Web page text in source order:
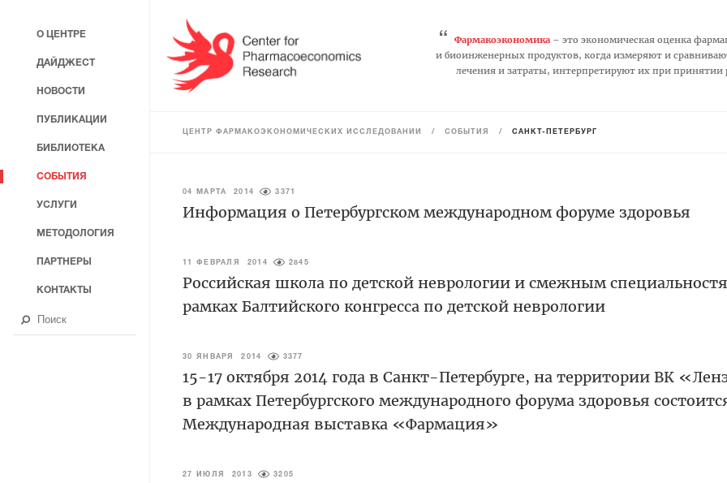
“ Фармакоэкономика– это экономическая оценка
и биоинженерных продуктов, когда измеряют и
лечения и затраты, интерпретируют их при
ЦЕНТР ФАРМАКОЭКОНОМИЧЕСКИХ ИССЛЕДОВАНИЙ / СОБЫТИЯ / САНКТ-ПЕТЕРБУРГ
04 МАРТА 2014 3371
Информация о Петербургском международном форуме здоровья
11 ФЕВРАЛЯ 2014 2845
Российская школа по детской неврологии и смежным
рамках Балтийского конгресса по детской неврологии
30 ЯНВАРЯ 2014 3377
15-17 октября 2014 года в Санкт-Петербурге, на территории ВК
в рамках Петербургского международного форума здоровья
Международная выставка «Фармация»
27 ИЮЛЯ 2013 3205
О ЦЕНТРЕ
ДАЙДЖЕСТ
НОВОСТИ
ПУБЛИКАЦИИ
БИБЛИОТЕКА
СОБЫТИЯ
УСЛУГИ
МЕТОДОЛОГИЯ
ПАРТНЕРЫ
КОНТАКТЫ